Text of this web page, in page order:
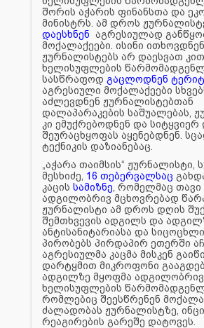
შორის აჭარის ფინანსთა და
მინისტრს. ამ დროს
დაესხნენ აგრესიულად
მოქალაქეები. ისინი ითხოვდნენ,
ჟურნალისტებს არ დაესვათ
ხელისუფლების
სასწრაფოდ გაცლოდნენ
აგრესიული მოქალაქეები
აძლევდნენ ჟურნალისტებთან
დალაპარაკების საშუალებას,
კი ემუქრებოდნენ და სიტყვიერ
შეურაცხყოფას აყენებდნენ.
ტექნიკის დაზიანებაც.
„აჭარა თაიმსის“ ჟურნალისტი,
მესხიძე, 16 თებერვალსაც
კაცის სამიზნე , რომელმაც თავი
ადგილობრივ მცხოვრებად
ჟურნალისტი ამ დროს დღის
შემთხვევის ადგილს და
ანტისანიტარიასა და
პირობებს პირდაპირ ეთერში
აგრესიულმა კაცმა მისკენ
დარტყმით მიკროფონი
ადგილზე მყოფმა
ხელისუფლების
რომლებიც შეესწრენენ
ძალადობას ჟურნალისტზე,
რეაგირების გარეშე დატოვეს.